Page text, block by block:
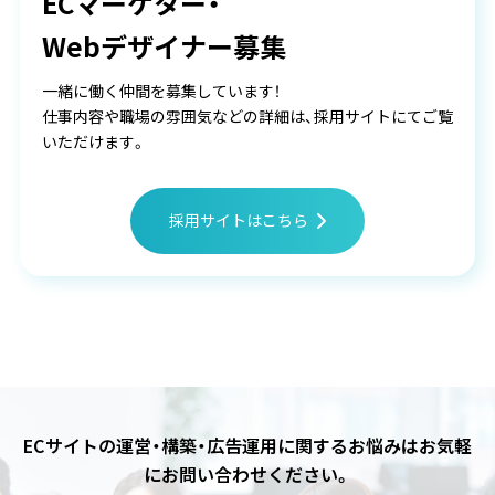
Webデザイナー募集
一緒に働く仲間を募集しています！
仕事内容や職場の雰囲気などの詳細は、採用サイトにてご覧
いただけます。
採用サイトはこちら
ECサイトの運営・構築・広告運用に関するお悩みはお気軽
にお問い合わせください。